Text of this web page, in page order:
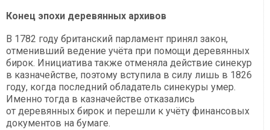
Конец эпохи деревянных архивов
В 1782 году британский парламент принял закон,
отменивший ведение учёта при помощи деревянных
бирок. Инициатива также отменяла действие синекур
в казначействе, поэтому вступила в силу лишь в 1826
году, когда последний обладатель синекуры умер.
Именно тогда в казначействе отказались
от деревянных бирок и перешли к учёту финансовых
документов на бумаге.